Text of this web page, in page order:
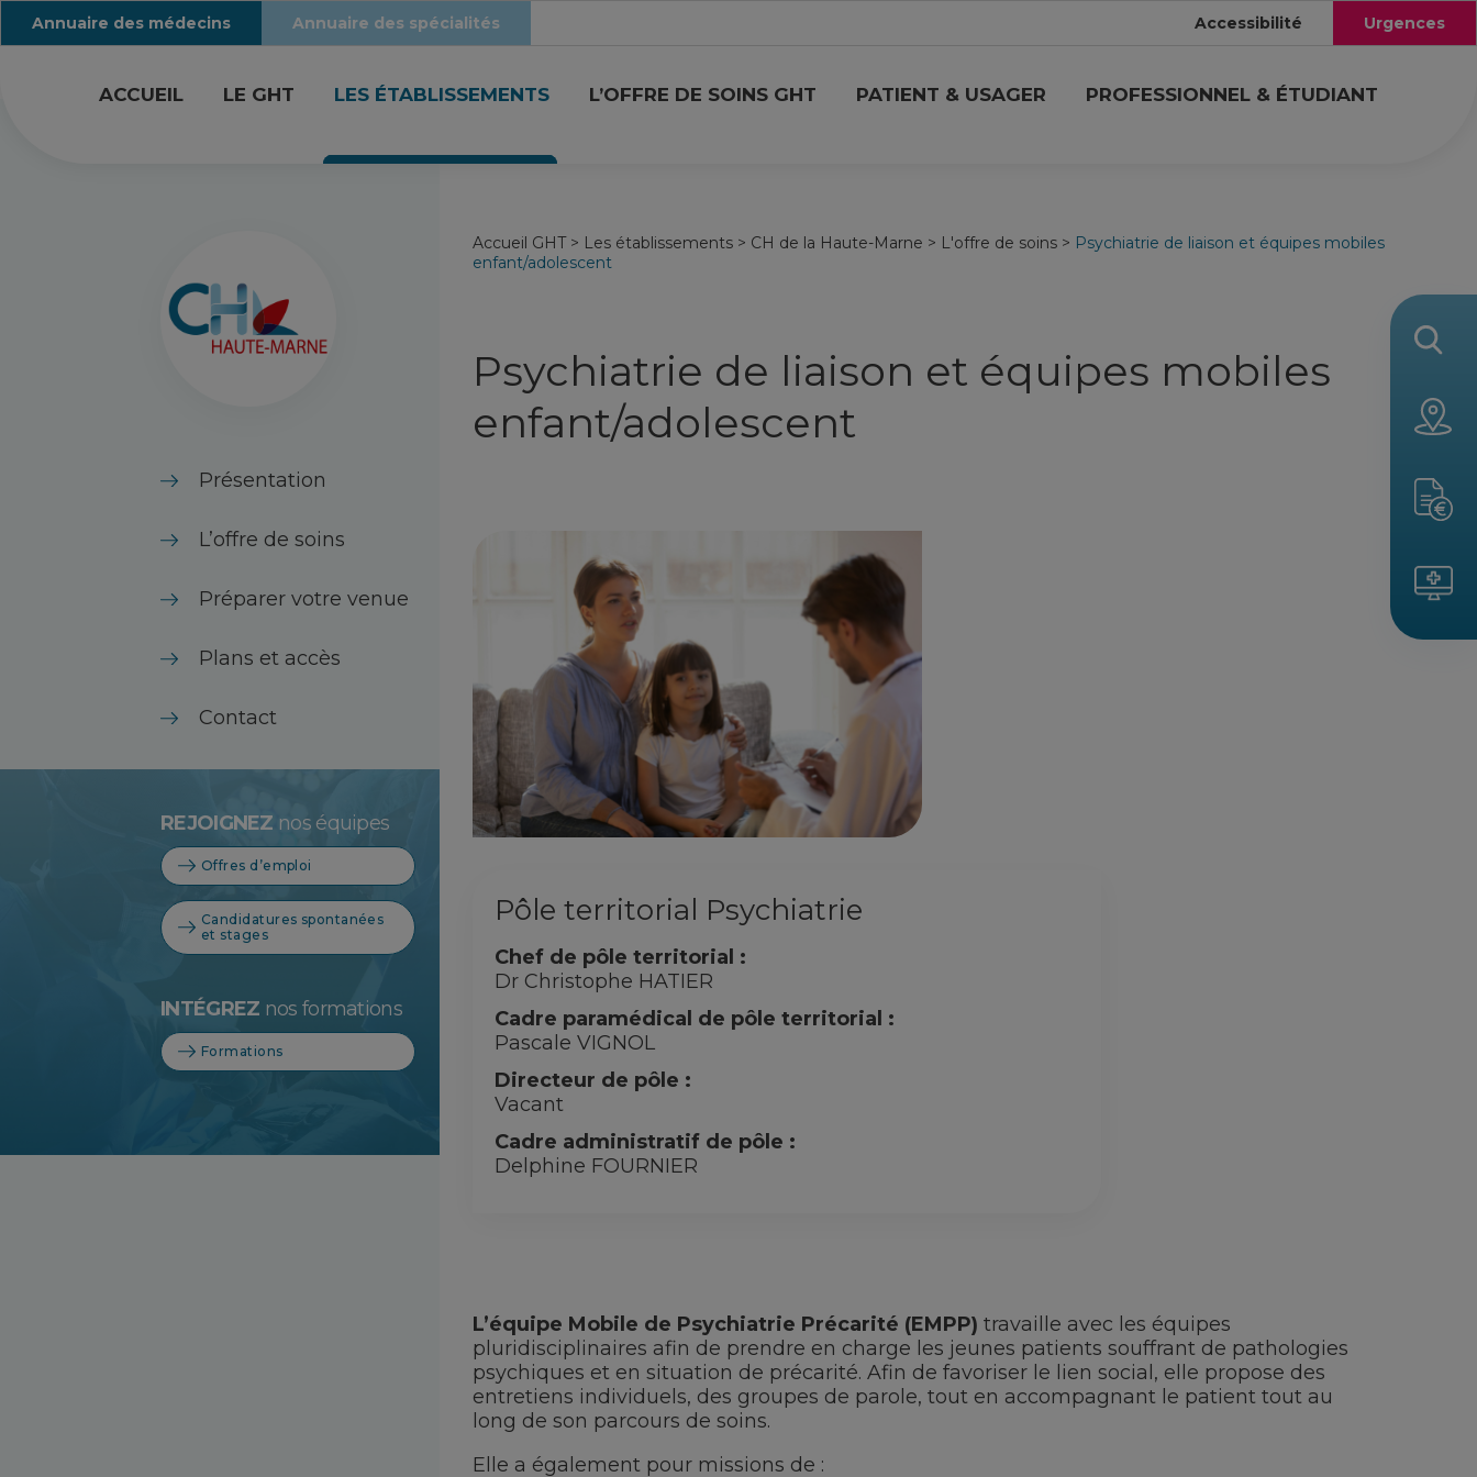
Annuaire des médecins Annuaire des spécialités Accessibilité Urgences
ACCUEIL LE GHT LES ÉTABLISSEMENTS L’OFFRE DE SOINS GHT PATIENT & USAGER PROFESSIONNEL & ÉTUDIANT
Présentation
L’offre de soins
Préparer votre venue
Plans et accès
Contact
REJOIGNEZ nos équipes
Offres d’emploi
Candidatures spontanées
et stages
INTÉGREZ nos formations
Formations
Accueil GHT > Les établissements > CH de la Haute-Marne > L'offre de soins > Psychiatrie de liaison et équipes mobiles
enfant/adolescent
Psychiatrie de liaison et équipes mobiles
enfant/adolescent
Pôle territorial Psychiatrie
Chef de pôle territorial :
Dr Christophe HATIER
Cadre paramédical de pôle territorial :
Pascale VIGNOL
Directeur de pôle :
Vacant
Cadre administratif de pôle :
Delphine FOURNIER
L’équipe Mobile de Psychiatrie Précarité (EMPP) travaille avec les équipes
pluridisciplinaires afin de prendre en charge les jeunes patients souffrant de pathologies
psychiques et en situation de précarité. Afin de favoriser le lien social, elle propose des
entretiens individuels, des groupes de parole, tout en accompagnant le patient tout au
long de son parcours de soins.
Elle a également pour missions de :